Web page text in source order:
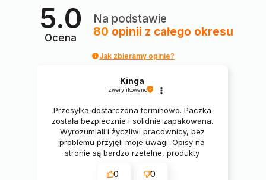
5.0
Ocena
Na podstawie
80 opinii z całego okresu
Jak zbieramy opinie?
Kinga
zweryfikowano
Przesyłka dostarczona terminowo. Paczka
została bezpiecznie i solidnie zapakowana.
Wyrozumiali i życzliwi pracownicy, bez
problemu przyjęli moje uwagi. Opisy na
stronie są bardzo rzetelne, produkty
0 0